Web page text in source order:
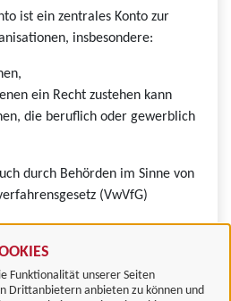
Funktionalität unserer Seiten
Drittanbietern anbieten zu können und
ist ein zentrales Konto zur
insbesondere:
ein Recht zustehen kann
die beruflich oder gewerblich
durch Behörden im Sinne von
(VwVfG)